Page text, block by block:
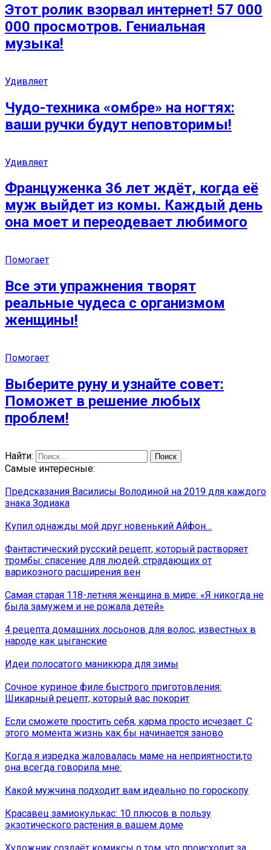
Этот ролик взорвал интернет! 57 000
000 просмотров. Гениальная
музыка!
Удивляет
Чудо-техника «омбре» на ногтях:
ваши ручки будут неповторимы!
Удивляет
Француженка 36 лет ждёт, когда её
муж выйдет из комы. Каждый день
она моет и переодевает любимого
Помогает
Все эти упражнения творят
реальные чудеса с организмом
женщины!
Помогает
Выберите руну и узнайте совет:
Поможет в решение любых
проблем!
Найти:
Самые интересные:
Предсказания Василисы Володиной на 2019 для каждого
знака Зодиака
Купил однажды мой друг новенький Айфон…
Фантастический русский рецепт, который растворяет
тромбы: спасение для людей, страдающих от
варикозного расширения вен
Самая старая 118-летняя женщина в мире: «Я никогда не
была замужем и не рожала детей»
4 рецепта домашних лосьонов для волос, известных в
народе как цыганские
Идеи полосатого маникюра для зимы
Сочное куриное филе быстрого приготовления:
Шикарный рецепт, который вас покорит
Если сможете простить себя, карма просто исчезает. С
этого момента жизнь как бы начинается заново
Когда я изредка жаловалась маме на неприятности,то
она всегда говорила мне:
Какой мужчина подходит вам идеально по гороскопу
Красавец замиокулькас: 10 плюсов в пользу
экзотического растения в вашем доме